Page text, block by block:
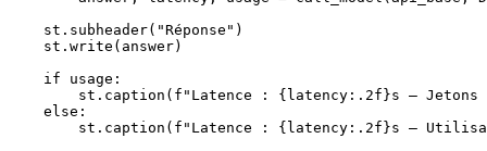
    st.subheader("Réponse")
    st.write(answer)
    if usage:
st.caption(f"Latence : {latency:.2f}s —
    else: